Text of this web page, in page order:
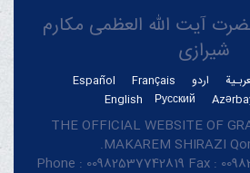
آیت الله العظمی مکارم
شیرازی
اردو Français
Español
Русский
English
THE OFFICIAL WEBSITE OF
MAKAREM SHIRAZI
Phone : 00982537742819 Fax :